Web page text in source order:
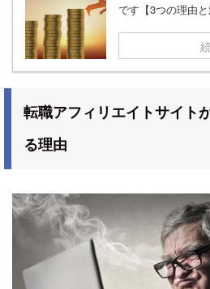
です【3つの理由と
転職アフィリエイトサイト
る理由